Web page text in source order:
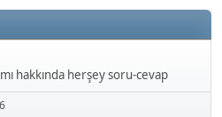
hakkında herşey soru-cevap
tarafından